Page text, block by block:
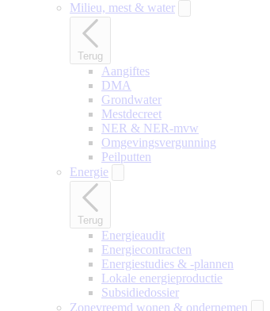
Milieu, mest & water
Terug
Aangiftes
DMA
Grondwater
Mestdecreet
NER & NER-mvw
Omgevingsvergunning
Peilputten
Energie
Terug
Energieaudit
Energiecontracten
Energiestudies & -plannen
Lokale energieproductie
Subsidiedossier
Zonevreemd wonen & ondernemen